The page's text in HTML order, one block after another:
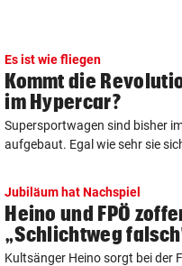
Es ist wie fliegen
Kommt die
im Hypercar?
Supersportwagen sind bisher
aufgebaut. Egal wie sehr sie
Jubiläum hat Nachspiel
Heino und FPÖ
„Schlichtweg
Kultsänger Heino sorgt bei der